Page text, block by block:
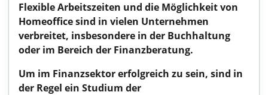
Flexible Arbeitszeiten und die Möglichkeit von
Homeoffice sind in vielen Unternehmen
verbreitet, insbesondere in der Buchhaltung
oder im Bereich der Finanzberatung.
Um im Finanzsektor erfolgreich zu sein, sind in
der Regel ein Studium der